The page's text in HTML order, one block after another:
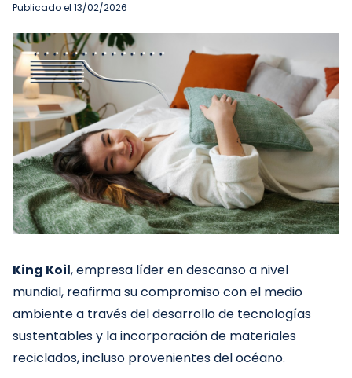
Publicado el 13/02/2026
King Koil, empresa líder en descanso a nivel
mundial, reafirma su compromiso con el medio
ambiente a través del desarrollo de tecnologías
sustentables y la incorporación de materiales
reciclados, incluso provenientes del océano.